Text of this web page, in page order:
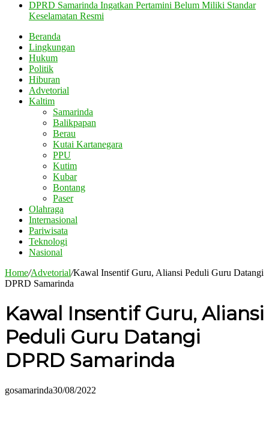
DPRD Samarinda Ingatkan Pertamini Belum Miliki Standar
Keselamatan Resmi
Beranda
Lingkungan
Hukum
Politik
Hiburan
Advetorial
Kaltim
Samarinda
Balikpapan
Berau
Kutai Kartanegara
PPU
Kutim
Kubar
Bontang
Paser
Olahraga
Internasional
Pariwisata
Teknologi
Nasional
Home/Advetorial/Kawal Insentif Guru, Aliansi Peduli Guru Datangi
DPRD Samarinda
Kawal Insentif Guru, Aliansi
Peduli Guru Datangi
DPRD Samarinda
gosamarinda30/08/2022